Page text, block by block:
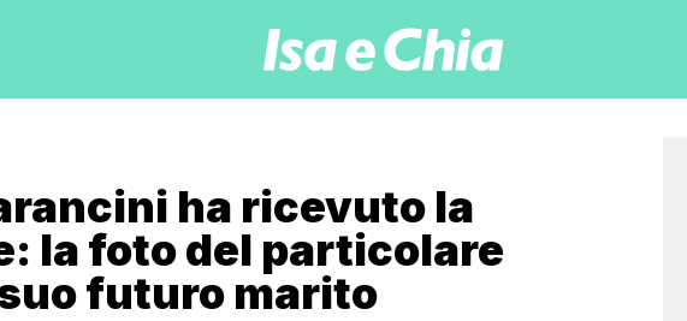
ha ricevuto la
la foto del particolare
futuro marito